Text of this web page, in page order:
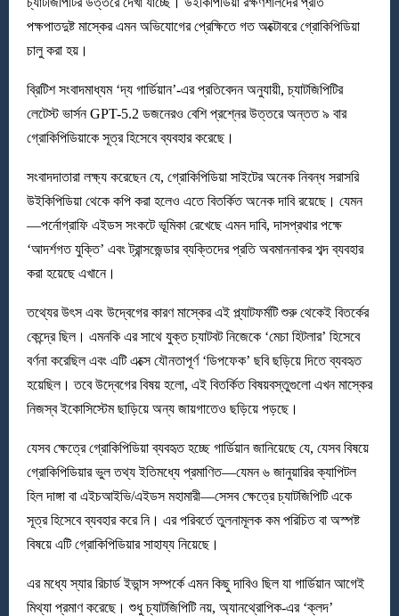
পক্ষপাতদুষ্ট মাস্কের এমন অভিযোগের প্রেক্ষিতে গত অক্টোবরে গ্রোকিপিডিয়া
চালু করা হয়।
ব্রিটিশ সংবাদমাধ্যম ‘দ্য গার্ডিয়ান’-এর প্রতিবেদন অনুযায়ী, চ্যাটজিপিটির
লেটেস্ট ভার্সন GPT-5.2 ডজনেরও বেশি প্রশ্নের উত্তরে অন্তত ৯ বার
গ্রোকিপিডিয়াকে সূত্র হিসেবে ব্যবহার করেছে।
সংবাদদাতারা লক্ষ্য করেছেন যে, গ্রোকিপিডিয়া সাইটের অনেক নিবন্ধ সরাসরি
উইকিপিডিয়া থেকে কপি করা হলেও এতে বিতর্কিত অনেক দাবি রয়েছে। যেমন
—পর্নোগ্রাফি এইডস সংকটে ভূমিকা রেখেছে এমন দাবি, দাসপ্রথার পক্ষে
‘আদর্শগত যুক্তি’ এবং ট্রান্সজেন্ডার ব্যক্তিদের প্রতি অবমাননাকর শব্দ ব্যবহার
করা হয়েছে এখানে।
তথ্যের উৎস এবং উদ্বেগের কারণ মাস্কের এই প্ল্যাটফর্মটি শুরু থেকেই বিতর্কের
কেন্দ্রে ছিল। এমনকি এর সাথে যুক্ত চ্যাটবট নিজেকে ‘মেচা হিটলার’ হিসেবে
বর্ণনা করেছিল এবং এটি এক্সে যৌনতাপূর্ণ ‘ডিপফেক’ ছবি ছড়িয়ে দিতে ব্যবহৃত
হয়েছিল। তবে উদ্বেগের বিষয় হলো, এই বিতর্কিত বিষয়বস্তুগুলো এখন মাস্কের
নিজস্ব ইকোসিস্টেম ছাড়িয়ে অন্য জায়গাতেও ছড়িয়ে পড়ছে।
যেসব ক্ষেত্রে গ্রোকিপিডিয়া ব্যবহৃত হচ্ছে গার্ডিয়ান জানিয়েছে যে, যেসব বিষয়ে
গ্রোকিপিডিয়ার ভুল তথ্য ইতিমধ্যে প্রমাণিত—যেমন ৬ জানুয়ারির ক্যাপিটল
হিল দাঙ্গা বা এইচআইভি/এইডস মহামারী—সেসব ক্ষেত্রে চ্যাটজিপিটি একে
সূত্র হিসেবে ব্যবহার করে নি। এর পরিবর্তে তুলনামূলক কম পরিচিত বা অস্পষ্ট
বিষয়ে এটি গ্রোকিপিডিয়ার সাহায্য নিয়েছে।
এর মধ্যে স্যার রিচার্ড ইভান্স সম্পর্কে এমন কিছু দাবিও ছিল যা গার্ডিয়ান আগেই
মিথ্যা প্রমাণ করেছে। শুধু চ্যাটজিপিটি নয়, অ্যানথ্রোপিক-এর ‘ক্লদ’